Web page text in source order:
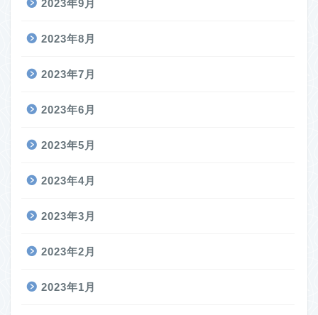
2023年9月
2023年8月
2023年7月
2023年6月
2023年5月
2023年4月
2023年3月
2023年2月
2023年1月